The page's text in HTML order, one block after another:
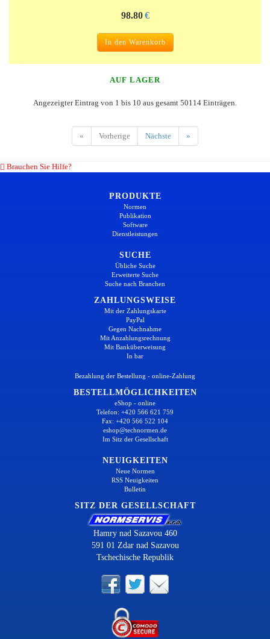
98.80 €
In den Warenkorb
AUF LAGER
Angezeigter Eintrag von 1 bis 10 aus gesamt 50114 Einträgen.
« Vorherige Nächste »
Brauchen Sie Hilfe?
PRODUKTE
Normen
Publikation
Software
Dienstleistungen
SUCHE
Übliche Suche
Erweiterte Suche
Suche nach Branchen
ZAHLUNGSWEISE
Mit der Zahlungskarte
PayPal
Gegen Nachnahme
Mit Anzahlungsrechnung
Mit Banküberweisung
In bar
Bezahlung der Bestellung - online-Zahlung
BESTELLMÖGLICHKEITEN
eShop - online
Telefon: +420 566 621 759
Fax: +420 566 522 104
eshop@technormen.de
Im Sitz der Gesellschaft
NEUIGKEITEN
Neue Normen
RSS Neuigkeiten
Bulletin
SITZ DER GESELLSCHAFT
Hamry nad Sazavou 460
591 01 Zdar nad Sazavou
Tschechische Republik